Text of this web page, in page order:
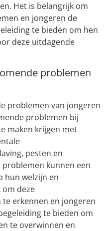
Het is belangrijk om
en jongeren de
te bieden om hen
deze uitdagende
problemen
problemen van jongeren
problemen bij
maken krijgen met
pesten en
kunnen een
hun welzijn en
om deze
erkennen en jongeren
te bieden om
te overwinnen en